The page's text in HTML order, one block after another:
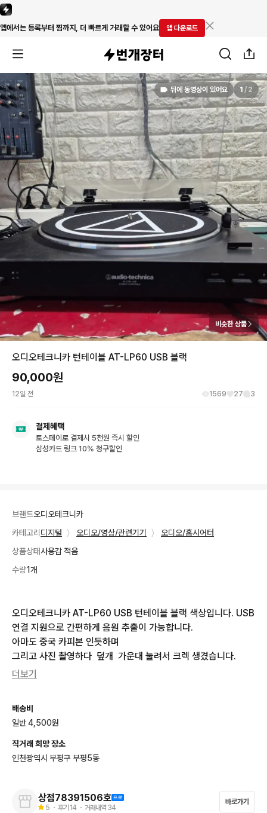
앱에서는 등록부터 찜까지, 더 빠르게 거래할 수 있어요 앱 다운로드
뒤에 동영상이 있어요 1 / 2
비슷한 상품
오디오테크니카 턴테이블 AT-LP60 USB 블랙
90,000원
12일 전 1569 27 3
결제혜택
토스페이로 결제시 5천원 즉시 할인
삼성카드 링크 10% 청구할인
브랜드오디오테크니카
카테고리 디지털 〉 오디오/영상/관련기기 〉
오디오/홈시어터
상품상태사용감 적음
수량1개
오디오테크니카 AT-LP60 USB 턴테이블 블랙 색상입니다. USB
연결 지원으로 간편하게 음원 추출이 가능합니다.
아마도 중국 카피본 인듯하며
그리고 사진 촬영하다  덮개  가운대 눌려서 크렉 생겼습니다.
더보기
배송비
일반 4,500원
직거래 희망 장소
인천광역시 부평구 부평5동
상점78391506호
5 ・ 후기 14 ・ 거래내역 34
바로가기